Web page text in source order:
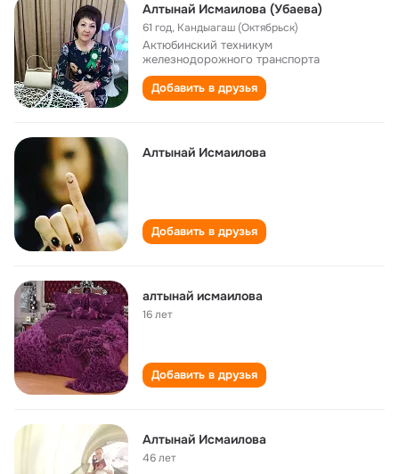
Алтынай Исмаилова (Убаева)
61 год, Кандыагаш (Октябрьск)
Актюбинский техникум
железнодорожного транспорта
Добавить в друзья
Алтынай Исмаилова
Добавить в друзья
алтынай исмаилова
16 лет
Добавить в друзья
Алтынай Исмаилова
46 лет